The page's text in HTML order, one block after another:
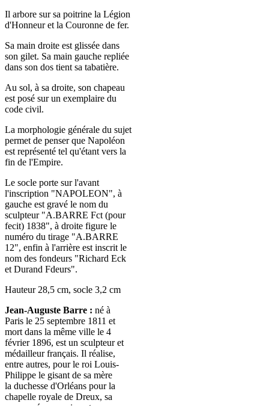
Il arbore sur sa poitrine la Légion
d'Honneur et la Couronne de fer.
Sa main droite est glissée dans
son gilet. Sa main gauche repliée
dans son dos tient sa tabatière.
Au sol, à sa droite, son chapeau
est posé sur un exemplaire du
code civil.
La morphologie générale du sujet
permet de penser que Napoléon
est représenté tel qu'étant vers la
fin de l'Empire.
Le socle porte sur l'avant
l'inscription "NAPOLEON", à
gauche est gravé le nom du
sculpteur "A.BARRE Fct (pour
fecit) 1838", à droite figure le
numéro du tirage "A.BARRE
12", enfin à l'arrière est inscrit le
nom des fondeurs "Richard Eck
et Durand Fdeurs".
Hauteur 28,5 cm, socle 3,2 cm
Jean-Auguste Barre : né à
Paris le 25 septembre 1811 et
mort dans la même ville le 4
février 1896, est un sculpteur et
médailleur français. Il réalise,
entre autres, pour le roi Louis-
Philippe le gisant de sa mère
la duchesse d'Orléans pour la
chapelle royale de Dreux, sa